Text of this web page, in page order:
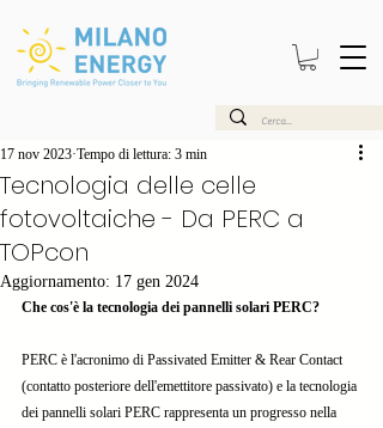
Tecnologia delle celle
fotovoltaiche - Da PERC a
TOPcon
17 nov 2023 Tempo di lettura: 3 min
Aggiornamento: 17 gen 2024
Che cos'è la tecnologia dei pannelli solari PERC?
PERC è l'acronimo di Passivated Emitter & Rear Contact
(contatto posteriore dell'emettitore passivato) e la tecnologia
dei pannelli solari PERC rappresenta un progresso nella